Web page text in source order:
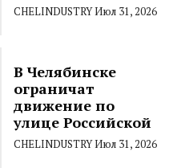
CHELINDUSTRYИюл 31, 2026
В Челябинске
ограничат
движение по
улице Российской
CHELINDUSTRYИюл 31, 2026